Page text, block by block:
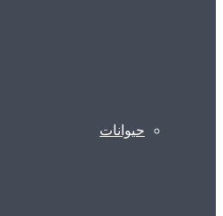
حیوانات